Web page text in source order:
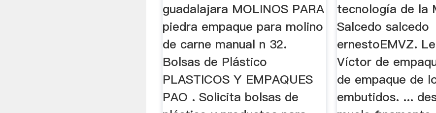
guadalajara MOLINOS PARA
piedra empaque para molino
de carne manual n 32.
Bolsas de Plástico
PLASTICOS Y EMPAQUES
PAO . Solicita bolsas de
tecnología de la
Salcedo salcedo
ernestoEMVZ.
Víctor de
de empaque de
embutidos. ...